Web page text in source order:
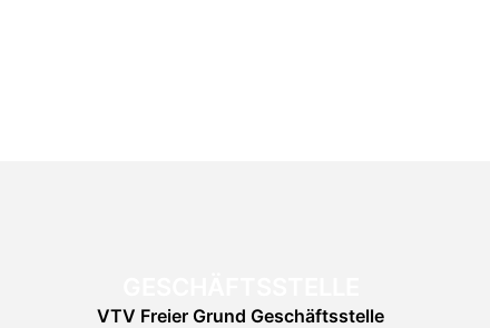
VTV Freier Grund Geschäftsstelle